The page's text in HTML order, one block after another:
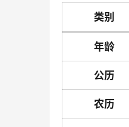
类别
年龄
公历
农历